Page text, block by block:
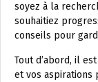
soyez à la
souhaitiez
conseils pour
Tout d’abord, il
et vos aspirations